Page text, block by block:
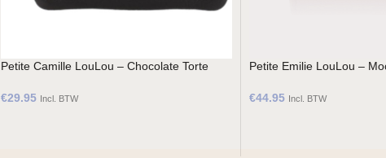
Petite Camille LouLou – Chocolate Torte
€29.95 Incl. BTW
Petite Emilie LouLou –
€44.95 Incl. BTW